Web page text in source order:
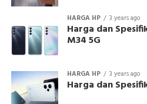
HARGA HP 3 years ago
Harga dan
M34 5G
HARGA HP 3 years ago
Harga dan